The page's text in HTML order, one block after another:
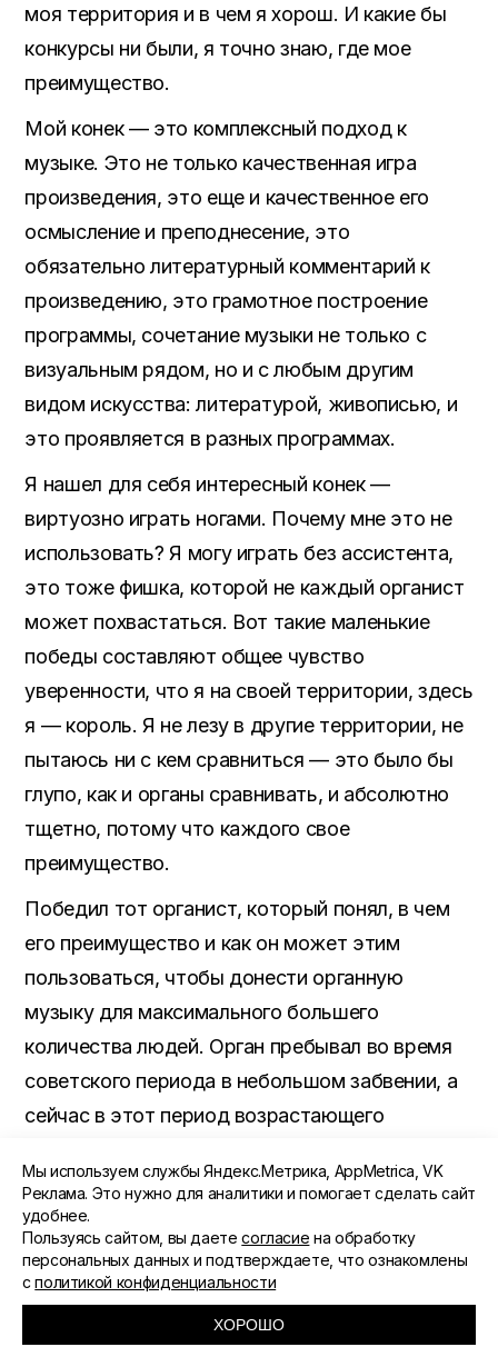
моя территория и в чем я хорош. И какие бы
конкурсы ни были, я точно знаю, где мое
преимущество.
Мой конек — это комплексный подход к
музыке. Это не только качественная игра
произведения, это еще и качественное его
осмысление и преподнесение, это
обязательно литературный комментарий к
произведению, это грамотное построение
программы, сочетание музыки не только с
визуальным рядом, но и с любым другим
видом искусства: литературой, живописью, и
это проявляется в разных программах.
Я нашел для себя интересный конек —
виртуозно играть ногами. Почему мне это не
использовать? Я могу играть без ассистента,
это тоже фишка, которой не каждый органист
может похвастаться. Вот такие маленькие
победы составляют общее чувство
уверенности, что я на своей территории, здесь
я — король. Я не лезу в другие территории, не
пытаюсь ни с кем сравниться — это было бы
глупо, как и органы сравнивать, и абсолютно
тщетно, потому что каждого свое
преимущество.
Победил тот органист, который понял, в чем
его преимущество и как он может этим
пользоваться, чтобы донести органную
музыку для максимального большего
количества людей. Орган пребывал во время
советского периода в небольшом забвении, а
сейчас в этот период возрастающего
этот период культурного развития в контексте
всего мирового культурного движения.
Мы используем службы Яндекс.Метрика, AppMetrica, VK
Реклама. Это нужно для аналитики и помогает сделать сайт
удобнее.
Пользуясь сайтом, вы даетесогласие на обработку
персональных данных и подтверждаете, что ознакомлены
сполитикой конфиденциальности
ХОРОШО